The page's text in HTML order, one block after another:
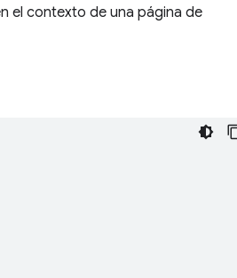
el contexto de una página de